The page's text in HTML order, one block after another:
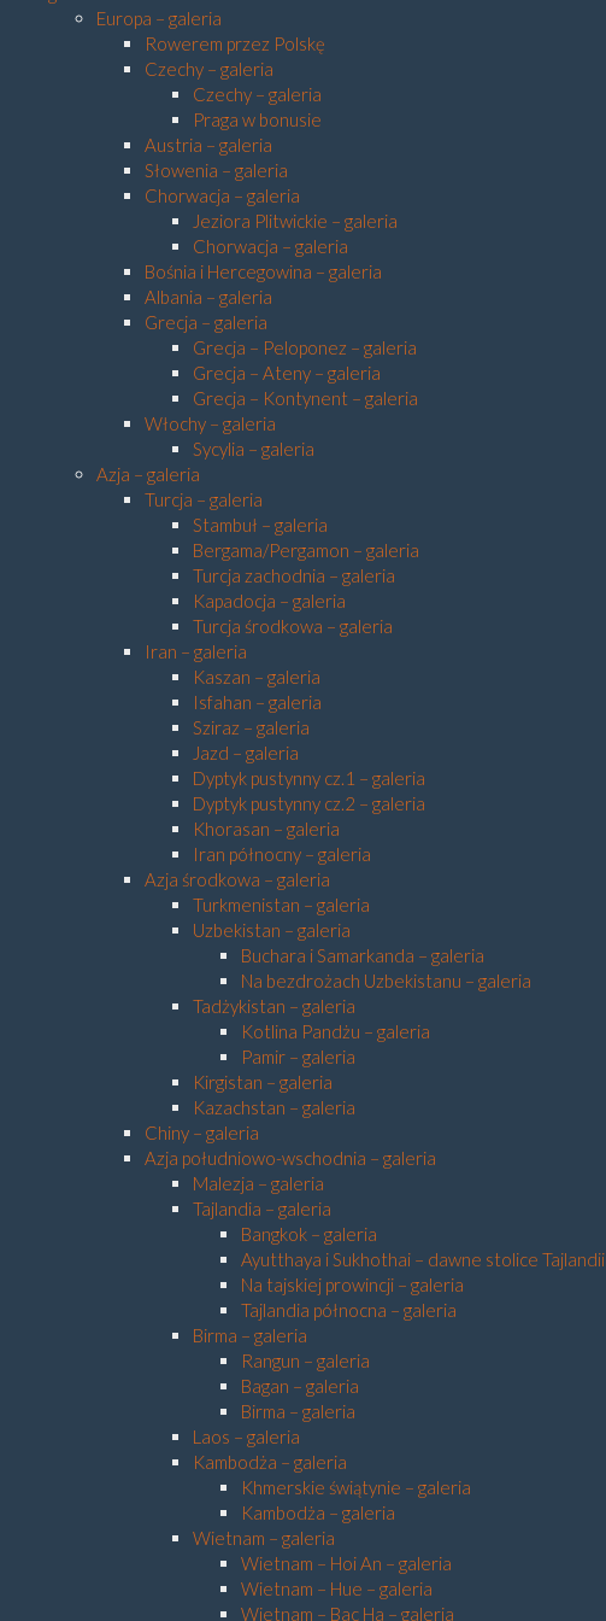
Europa – galeria
Rowerem przez Polskę
Czechy – galeria
Czechy – galeria
Praga w bonusie
Austria – galeria
Słowenia – galeria
Chorwacja – galeria
Jeziora Plitwickie – galeria
Chorwacja – galeria
Bośnia i Hercegowina – galeria
Albania – galeria
Grecja – galeria
Grecja – Peloponez – galeria
Grecja – Ateny – galeria
Grecja – Kontynent – galeria
Włochy – galeria
Sycylia – galeria
Azja – galeria
Turcja – galeria
Stambuł – galeria
Bergama/Pergamon – galeria
Turcja zachodnia – galeria
Kapadocja – galeria
Turcja środkowa – galeria
Iran – galeria
Kaszan – galeria
Isfahan – galeria
Sziraz – galeria
Jazd – galeria
Dyptyk pustynny cz.1 – galeria
Dyptyk pustynny cz.2 – galeria
Khorasan – galeria
Iran północny – galeria
Azja środkowa – galeria
Turkmenistan – galeria
Uzbekistan – galeria
Buchara i Samarkanda – galeria
Na bezdrożach Uzbekistanu – galeria
Tadżykistan – galeria
Kotlina Pandżu – galeria
Pamir – galeria
Kirgistan – galeria
Kazachstan – galeria
Chiny – galeria
Azja południowo-wschodnia – galeria
Malezja – galeria
Tajlandia – galeria
Bangkok – galeria
Ayutthaya i Sukhothai – dawne stolice Tajlandii
Na tajskiej prowincji – galeria
Tajlandia północna – galeria
Birma – galeria
Rangun – galeria
Bagan – galeria
Birma – galeria
Laos – galeria
Kambodża – galeria
Khmerskie świątynie – galeria
Kambodża – galeria
Wietnam – galeria
Wietnam – Hoi An – galeria
Wietnam – Hue – galeria
Wietnam – Bac Ha – galeria